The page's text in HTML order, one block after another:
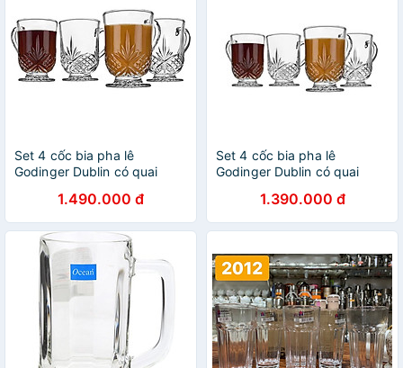
Set 4 cốc bia pha lê
Godinger Dublin có quai
1.490.000 đ
Set 4 cốc bia pha lê
Godinger Dublin có quai
1.390.000 đ